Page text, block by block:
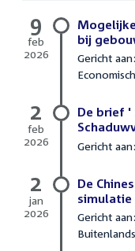
Schriftelijke
vragen
bij
Gericht
9
feb
2026
De brief '
Gericht
2
feb
2026
2026
De
simulatie
Gericht
2
jan
2026